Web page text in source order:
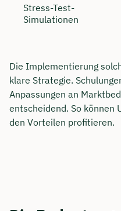
Stress-Test-
Simulationen
Die Implementierung
klare Strategie.
Anpassungen an
entscheidend. So können
den Vorteilen profitieren.